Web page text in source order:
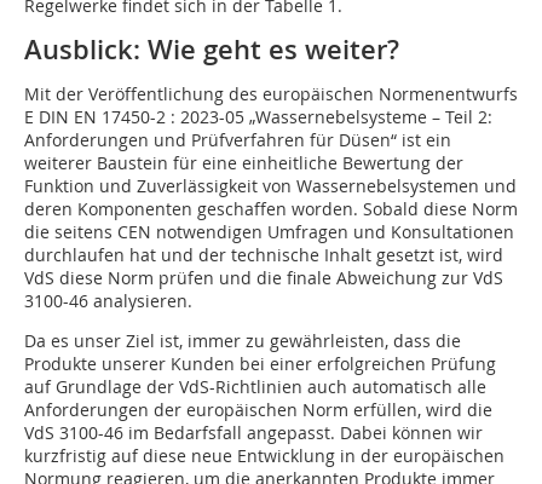
Regelwerke findet sich in der Tabelle 1.
Ausblick: Wie geht es weiter?
Mit der Veröffentlichung des europäischen Normenentwurfs
E DIN EN 17450-2 : 2023-05 „Wassernebelsysteme – Teil 2:
Anforderungen und Prüfverfahren für Düsen“ ist ein
weiterer Baustein für eine einheitliche Bewertung der
Funktion und Zuverlässigkeit von Wassernebelsystemen und
deren Komponenten geschaffen worden. Sobald diese Norm
die seitens CEN notwendigen Umfragen und Konsultationen
durchlaufen hat und der technische Inhalt gesetzt ist, wird
VdS diese Norm prüfen und die finale Abweichung zur VdS
3100-46 analysieren.
Da es unser Ziel ist, immer zu gewährleisten, dass die
Produkte unserer Kunden bei einer erfolgreichen Prüfung
auf Grundlage der VdS-Richtlinien auch automatisch alle
Anforderungen der europäischen Norm erfüllen, wird die
VdS 3100-46 im Bedarfsfall angepasst. Dabei können wir
kurzfristig auf diese neue Entwicklung in der europäischen
Normung reagieren, um die anerkannten Produkte immer